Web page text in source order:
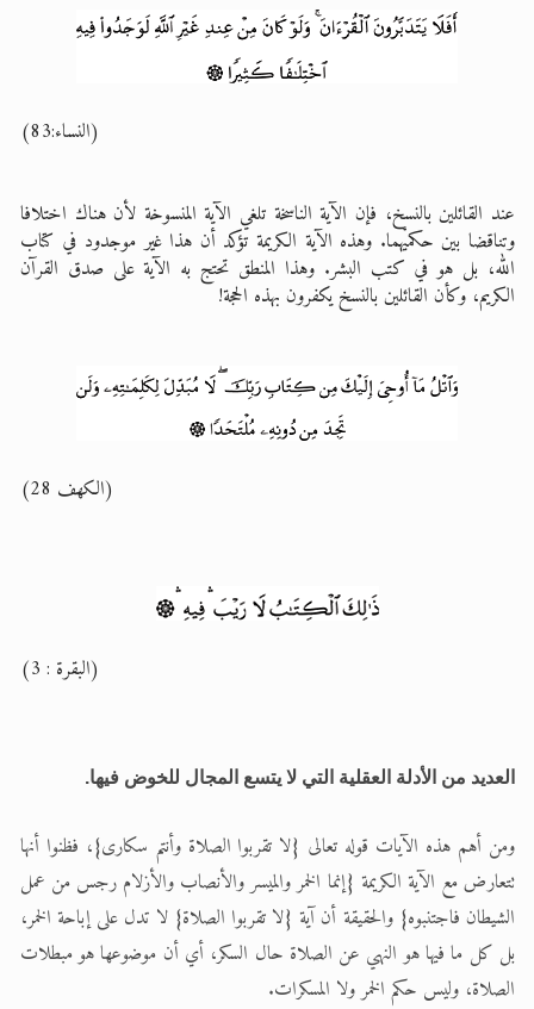
(النساء:83)
عند القائلين بالنسخ، فإن الآية الناسخة تلغي الآية المنسوخة لأن هناك اختلافا
وتناقضا بين حكميْهما. وهذه الآية الكريمة تؤكد أن هذا غير موجدود في كتاب
الله، بل هو في كتب البشر. وهذا المنطق تحتج به الآية على صدق القرآن
الكريم، وكأن القائلين بالنسخ يكفرون بهذه الحجة!
(الكهف 28)
(البقرة : 3)
العديد من الأدلة العقلية التي لا يتسع المجال للخوض فيها.
ومن أهم هذه الآيات قوله تعالى {لا تقربوا الصلاة وأنتم سكارى}، فظنوا أنها
تتعارض مع الآية الكريمة {إنما الخمر والميسر والأنصاب والأزلام رجس من عمل
الشيطان فاجتنبوه} والحقيقة أن آية {لا تقربوا الصلاة} لا تدل على إباحة الخمر،
بل كل ما فيها هو النهي عن الصلاة حال السكر، أي أن موضوعها هو مبطلات
الصلاة، وليس حكم الخمر ولا المسكرات.